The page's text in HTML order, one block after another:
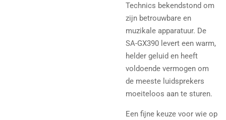
Technics bekendstond om
zijn betrouwbare en
muzikale apparatuur. De
SA-GX390 levert een warm,
helder geluid en heeft
voldoende vermogen om
de meeste luidsprekers
moeiteloos aan te sturen.
Een fijne keuze voor wie op